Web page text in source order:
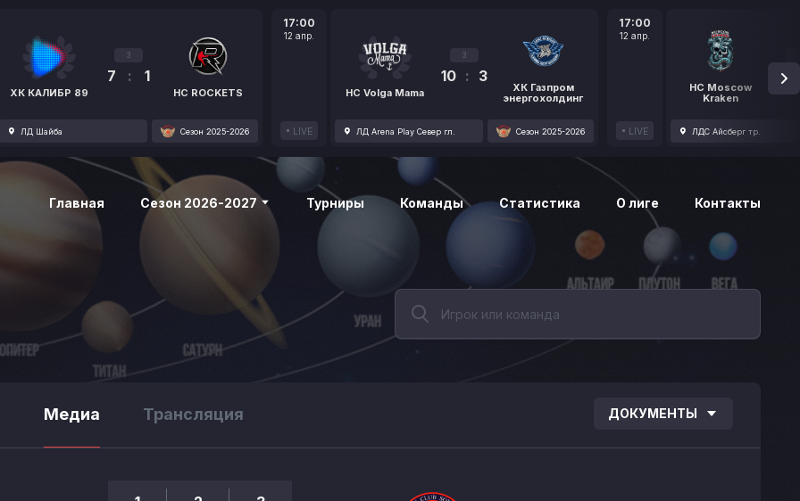
ХК КАЛИБР 89
3
7 : 1
HC ROCKETS
ЛД Шайба Сезон 2025-2026
17:00
12 апр.
LIVE
HC Volga Mama
3
10 : 3
ХК Газпром
энергохолдинг
ЛД Arena Play Север гл. Сезон 2025-2026
17:00
12 апр.
LIVE
HC Moscow
Kraken
1
ЛДС Айсберг тр.
Главная Сезон 2026-2027 Турниры Команды Статистика О лиге Контакты
Медиа Трансляция ДОКУМЕНТЫ